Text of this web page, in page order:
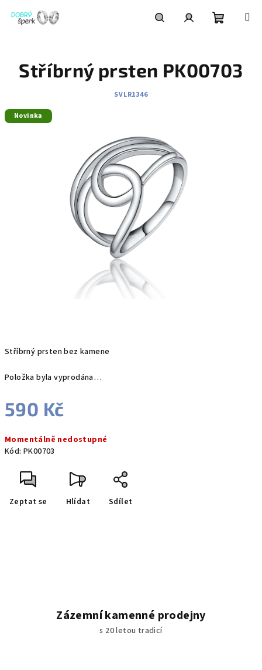
obsah
košík
Stříbrný prsten bez kamene
Položka byla vyprodána…
590 Kč
cena:
Momentálně nedostupné
Kód: PK00703
Zeptat se Hlídat Sdílet
Stříbrný prsten PK00703
SVLR1346
Novinka
Zázemní kamenné prodejny
s 20 letou tradicí